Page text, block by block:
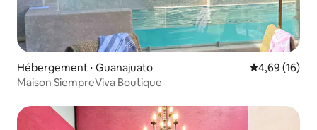
Hébergement ⋅ Guanajuato Évaluation
4,69 (16)
Maison SiempreViva Boutique